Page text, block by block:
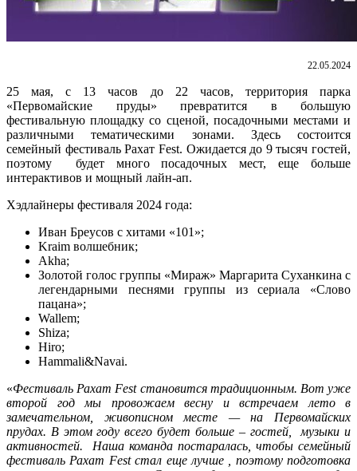
22.05.2024
25 мая, с 13 часов до 22 часов, территория парка
«Первомайские пруды» превратится в большую
фестивальную площадку со сценой, посадочными местами и
различными тематическими зонами. Здесь состоится
семейный фестиваль Рахат Fest. Ожидается до 9 тысяч гостей,
поэтому будет много посадочных мест, еще больше
интерактивов и мощный лайн-ап.
Хэдлайнеры фестиваля 2024 года:
Иван Бреусов с хитами «101»;
Kraim волшебник;
Akha;
Золотой голос группы «Мираж» Маргарита Суханкина с
легендарными песнями группы из сериала «Слово
пацана»;
Wallem;
Shiza;
Hiro;
Hammali&Navai.
«Фестиваль Рахат Fest становится традиционным. Вот уже
второй год мы провожаем весну и встречаем лето в
замечательном, живописном месте — на Первомайских
прудах. В этом году всего будет больше – гостей, музыки и
активностей. Наша команда постаралась, чтобы семейный
фестиваль Рахат Fest стал еще лучше , поэтому подготовка